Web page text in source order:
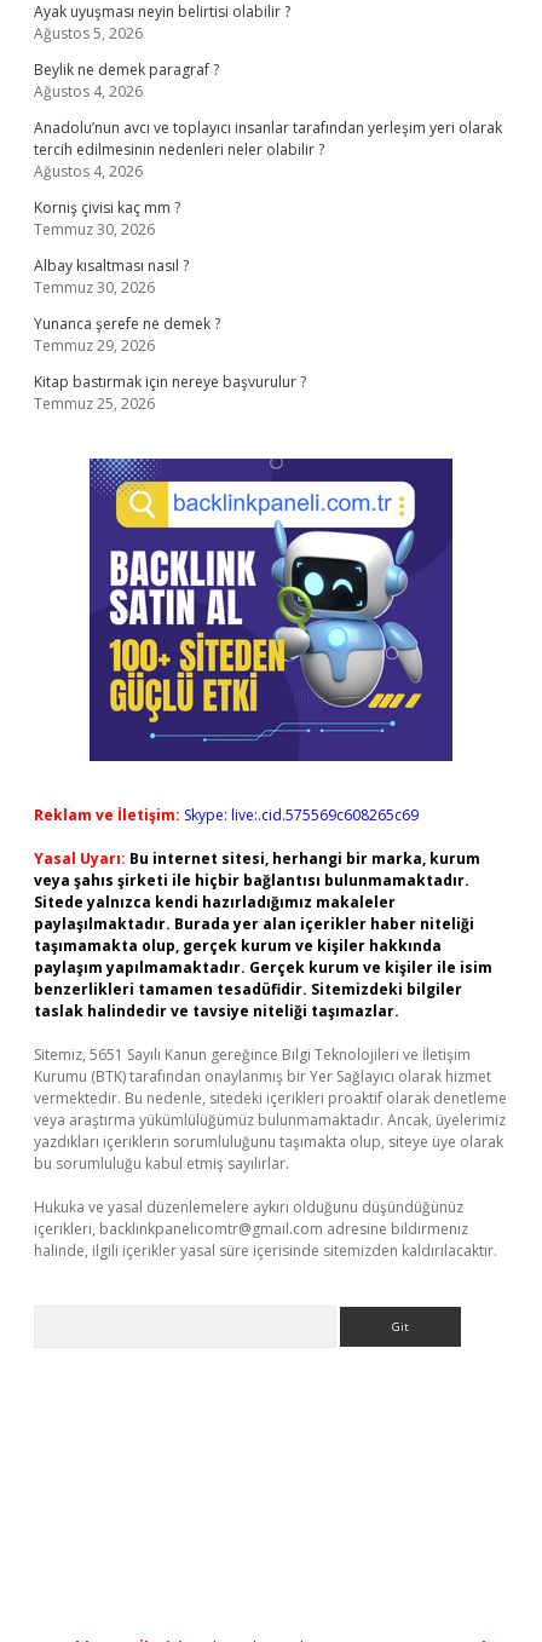
Ayak uyuşması neyin belirtisi olabilir ?
Ağustos 5, 2026
Beylik ne demek paragraf ?
Ağustos 4, 2026
Anadolu’nun avcı ve toplayıcı insanlar tarafından yerleşim yeri olarak
tercih edilmesinin nedenleri neler olabilir ?
Ağustos 4, 2026
Korniş çivisi kaç mm ?
Temmuz 30, 2026
Albay kısaltması nasıl ?
Temmuz 30, 2026
Yunanca şerefe ne demek ?
Temmuz 29, 2026
Kitap bastırmak için nereye başvurulur ?
Temmuz 25, 2026
Reklam ve İletişim: Skype: live:.cid.575569c608265c69
Yasal Uyarı: Bu internet sitesi, herhangi bir marka, kurum
veya şahıs şirketi ile hiçbir bağlantısı bulunmamaktadır.
Sitede yalnızca kendi hazırladığımız makaleler
paylaşılmaktadır. Burada yer alan içerikler haber niteliği
taşımamakta olup, gerçek kurum ve kişiler hakkında
paylaşım yapılmamaktadır. Gerçek kurum ve kişiler ile isim
benzerlikleri tamamen tesadüfidir. Sitemizdeki bilgiler
taslak halindedir ve tavsiye niteliği taşımazlar.
Sitemiz, 5651 Sayılı Kanun gereğince Bilgi Teknolojileri ve İletişim
Kurumu (BTK) tarafından onaylanmış bir Yer Sağlayıcı olarak hizmet
vermektedir. Bu nedenle, sitedeki içerikleri proaktif olarak denetleme
veya araştırma yükümlülüğümüz bulunmamaktadır. Ancak, üyelerimiz
yazdıkları içeriklerin sorumluluğunu taşımakta olup, siteye üye olarak
bu sorumluluğu kabul etmiş sayılırlar.
Hukuka ve yasal düzenlemelere aykırı olduğunu düşündüğünüz
içerikleri, backlinkpanelicomtr@gmail.com adresine bildirmeniz
halinde, ilgili içerikler yasal süre içerisinde sitemizden kaldırılacaktır.